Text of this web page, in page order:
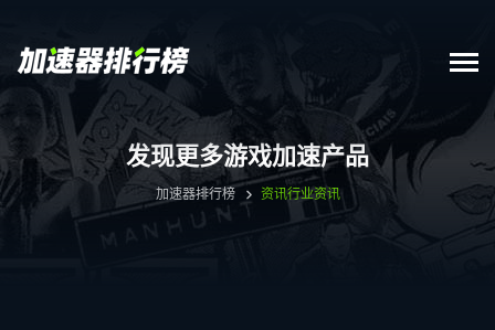
发现更多游戏加速产品
加速器排行榜 资讯行业资讯